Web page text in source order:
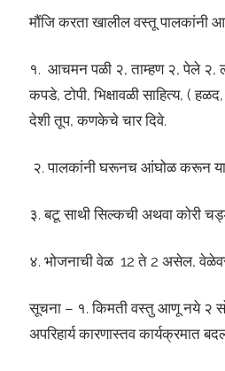
मौंजि करता खालील वस्तू पालकांनी
१. आचमन पळी २, ताम्हण २, पेले २,
कपडे, टोपी, भिक्षावळी साहित्य, (
देशी तूप, कणकेचे चार दिवे.
२. पालकांनी घरूनच आंघोळ करून
३. बटू साथी सिल्कची अथवा कोरी
४. भोजनाची वेळ 12 ते 2 असेल,
सूचना – १. किमती वस्तु आणू नये २
अपरिहार्य कारणास्तव कार्यक्रमात